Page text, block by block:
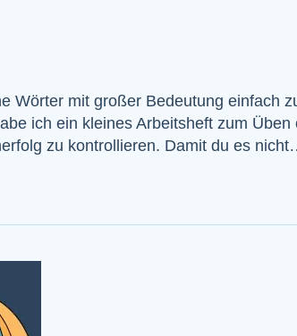
Wörter mit großer Bedeutung einfach
ich ein kleines Arbeitsheft zum
zu kontrollieren. Damit du es